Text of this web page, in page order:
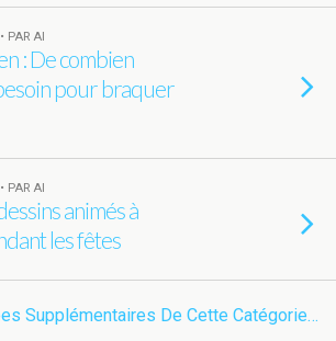
PAR AI
: De combien
pour braquer
PAR AI
animés à
les fêtes
Supplémentaires De Cette Catégorie…